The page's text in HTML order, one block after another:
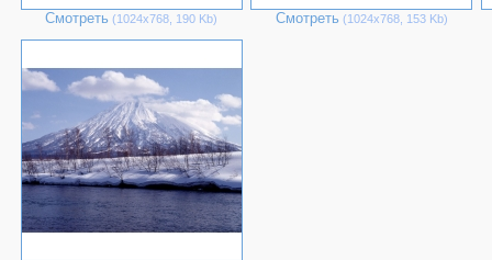
Смотреть (1024х768, 190 Kb) Смотреть (1024х768, 153 Kb)